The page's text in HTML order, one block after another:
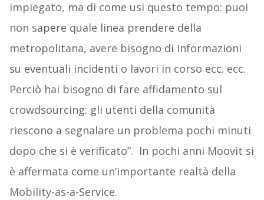
impiegato, ma di come usi questo tempo: puoi
non sapere quale linea prendere della
metropolitana, avere bisogno di informazioni
su eventuali incidenti o lavori in corso ecc. ecc.
Perciò hai bisogno di fare affidamento sul
crowdsourcing: gli utenti della comunità
riescono a segnalare un problema pochi minuti
dopo che si è verificato”. In pochi anni Moovit si
è affermata come un’importante realtà della
Mobility-as-a-Service.